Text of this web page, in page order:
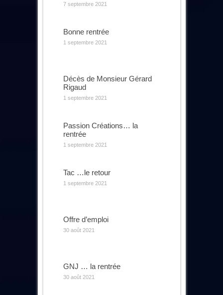
7 septembre 2021
Bonne rentrée
1 septembre 2021
Décès de Monsieur Gérard
Rigaud
1 septembre 2021
Passion Créations… la
rentrée
1 septembre 2021
Tac …le retour
1 septembre 2021
Offre d’emploi
30 août 2021
GNJ … la rentrée
30 août 2021